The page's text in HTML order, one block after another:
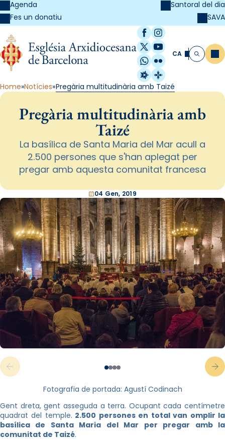
Agenda
Fes un donatiu
Santoral del dia
SAVA
Facebook
Instagram
X / Twitter
YouTube
WhatsApp
Flickr
Radio Estel
Catalunya
CA Cerca
Home Notícies Pregària multitudinària amb Taizé
Pregària multitudinària amb
Taizé
La basílica de Santa Maria del Mar acull a
2.500 persones que s'han aplegat per
pregar amb aquesta comunitat francesa
04 Gen, 2019
Fotografia de portada: Agustí Codinach
Gent dreta, gent asseguda a terra. Ocupant cada centímetre
quadrat del temple. 2.500 persones en total van omplir la
basílica de Santa Maria del Mar per pregar amb la
comunitat de Taizé.